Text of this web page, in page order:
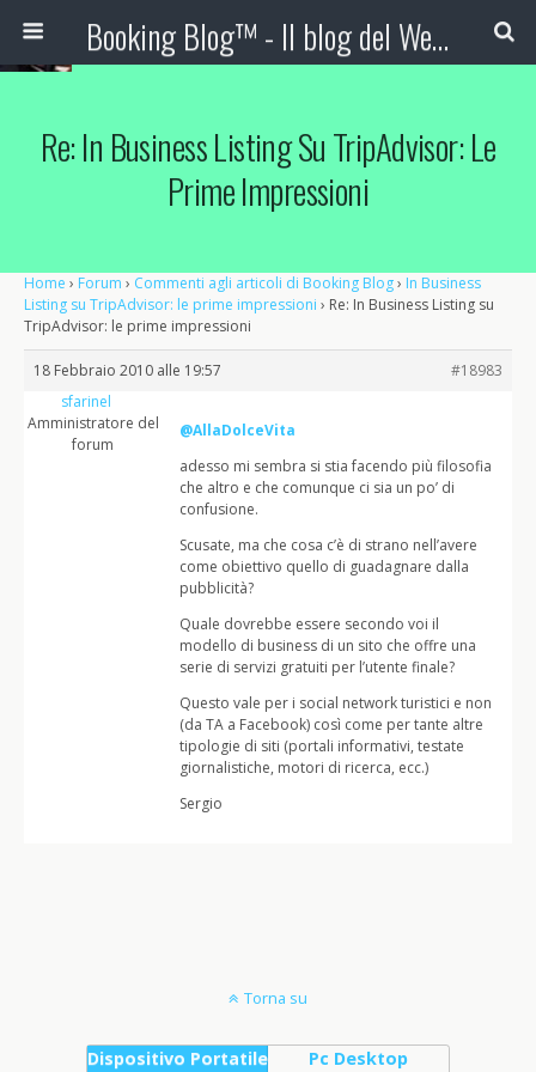
Booking Blog™ - Il blog del Web Marketing Turistico
Re: In Business Listing Su TripAdvisor: Le
Prime Impressioni
Home › Forum › Commenti agli articoli di Booking Blog› In Business
Listing su TripAdvisor: le prime impressioni › Re: In Business Listing su
TripAdvisor: le prime impressioni
18 Febbraio 2010 alle 19:57
#18983
sfarinel
Amministratore del
forum
@AllaDolceVita
adesso mi sembra si stia facendo più filosofia
che altro e che comunque ci sia un po’ di
confusione.
Scusate, ma che cosa c’è di strano nell’avere
come obiettivo quello di guadagnare dalla
pubblicità?
Quale dovrebbe essere secondo voi il
modello di business di un sito che offre una
serie di servizi gratuiti per l’utente finale?
Questo vale per i social network turistici e non
(da TA a Facebook) così come per tante altre
tipologie di siti (portali informativi, testate
giornalistiche, motori di ricerca, ecc.)
Sergio
Torna su
Dispositivo Portatile Pc Desktop